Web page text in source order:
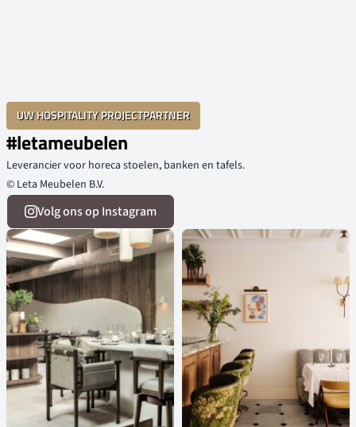
UW HOSPITALITY PROJECTPARTNER
#letameubelen
Leverancier voor horeca stoelen, banken en tafels.
© Leta Meubelen B.V.
Volg ons op Instagram